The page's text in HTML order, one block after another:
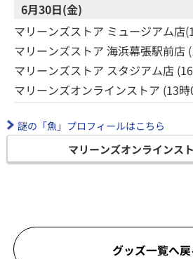
6月30日(金)
マリーンズストア ミュージアム店
マリーンズストア 海浜幕張駅前店
マリーンズストア スタジアム店
マリーンズオンラインストア (13
謎の「魚」プロフィールはこちら
マリーンズオンラインス
グッズ一覧へ戻